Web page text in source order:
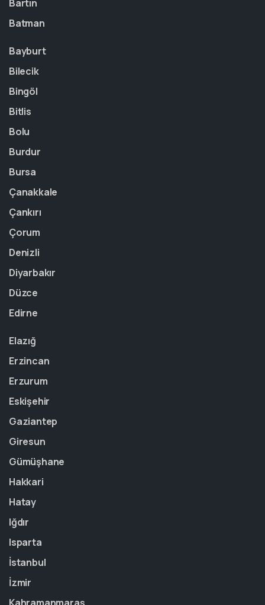
Bartın
Batman
Bayburt
Bilecik
Bingöl
Bitlis
Bolu
Burdur
Bursa
Çanakkale
Çankırı
Çorum
Denizli
Diyarbakır
Düzce
Edirne
Elazığ
Erzincan
Erzurum
Eskişehir
Gaziantep
Giresun
Gümüşhane
Hakkari
Hatay
Iğdır
Isparta
İstanbul
İzmir